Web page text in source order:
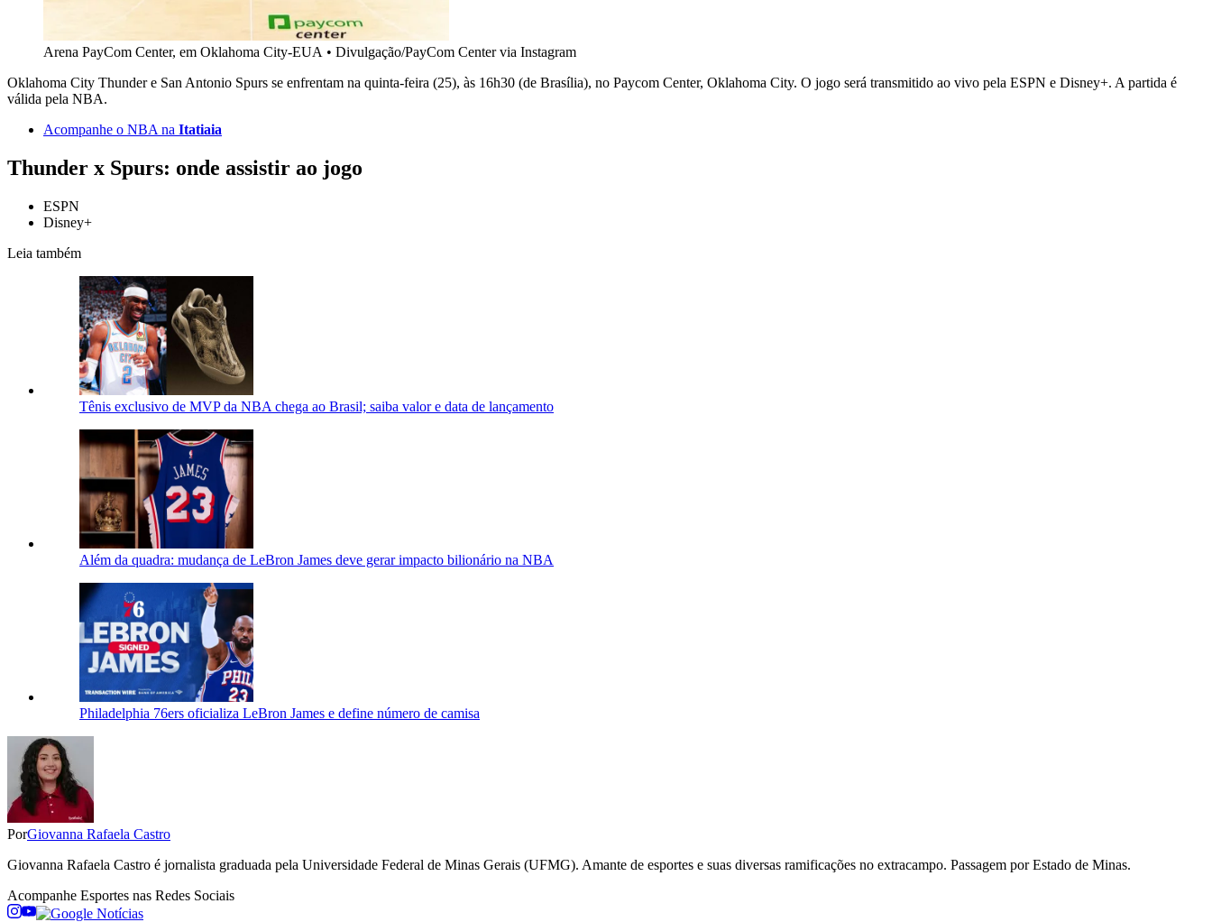
Arena PayCom Center, em Oklahoma City-EUA • Divulgação/PayCom Center via Instagram
Oklahoma City Thunder e San Antonio Spurs se enfrentam na quinta-feira (25), às 16h30 (de Brasília), no Paycom Center, Oklahoma City. O jogo será transmitido ao vivo pela ESPN e Disney+. A partida é
válida pela NBA.
Acompanhe o NBA na Itatiaia
Thunder x Spurs: onde assistir ao jogo
ESPN
Disney+
Leia também
Tênis exclusivo de MVP da NBA chega ao Brasil; saiba valor e data de lançamento
Além da quadra: mudança de LeBron James deve gerar impacto bilionário na NBA
Philadelphia 76ers oficializa LeBron James e define número de camisa
PorGiovanna Rafaela Castro
Giovanna Rafaela Castro é jornalista graduada pela Universidade Federal de Minas Gerais (UFMG). Amante de esportes e suas diversas ramificações no extracampo. Passagem por Estado de Minas.
Acompanhe Esportes nas Redes Sociais